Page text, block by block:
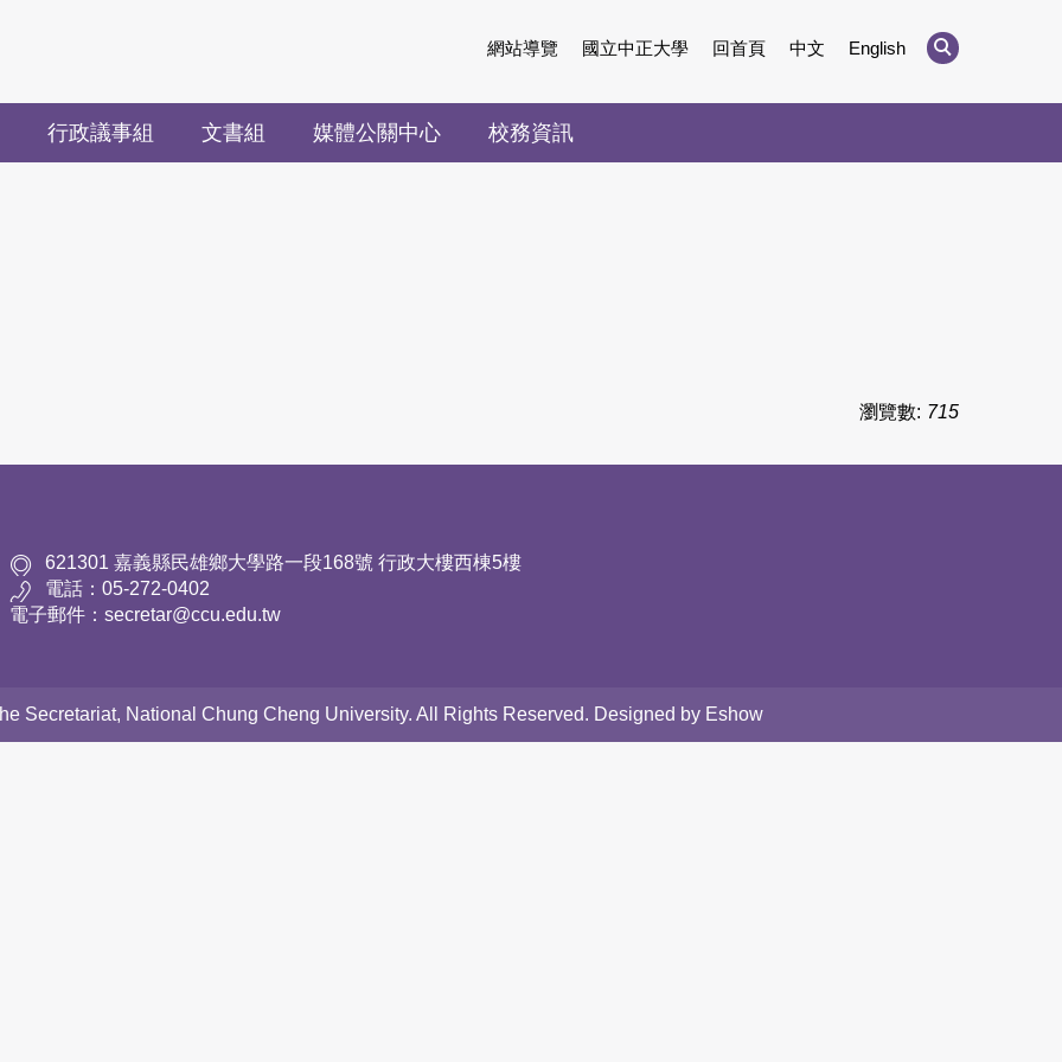
網站導覽 國立中正大學 回首頁 中文 English
行政議事組 文書組 媒體公關中心 校務資訊
瀏覽數: 715
621301 嘉義縣民雄鄉大學路一段168號 行政大樓西棟5樓
電話：05-272-0402
電子郵件：secretar@ccu.edu.tw
Secretariat, National Chung Cheng University. All Rights Reserved. Designed by Eshow